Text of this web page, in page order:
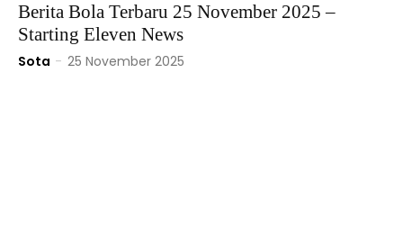
Berita Bola Terbaru 25 November 2025 –
Starting Eleven News
Sota - 25 November 2025